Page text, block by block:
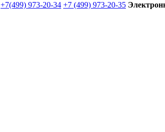
+7(499) 973-20-34 +7 (499) 973-20-35